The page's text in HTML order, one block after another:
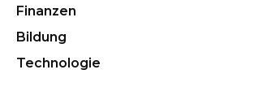
Finanzen
Bildung
Technologie